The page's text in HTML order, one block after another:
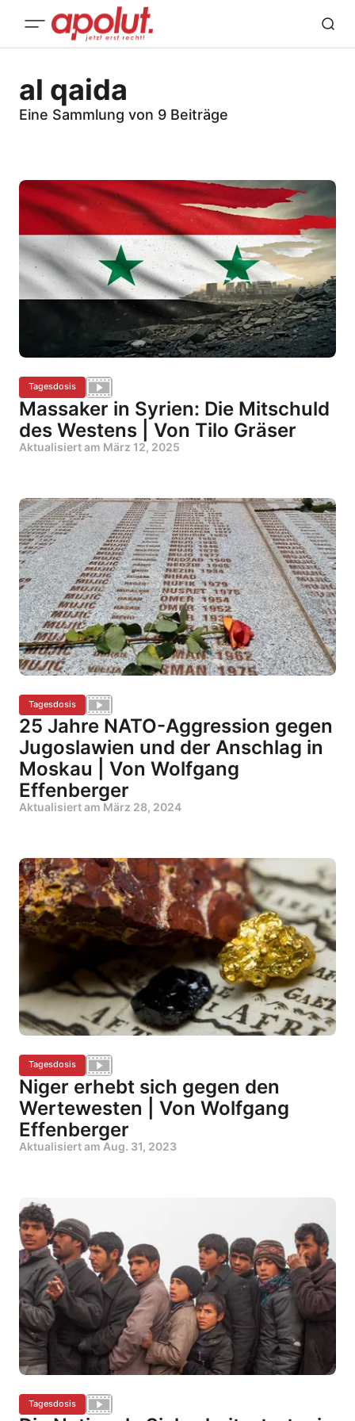
al qaida
Eine Sammlung von 9 Beiträge
Tagesdosis
Massaker in Syrien: Die Mitschuld
des Westens | Von Tilo Gräser
Aktualisiert am März 12, 2025
Tagesdosis
25 Jahre NATO-Aggression gegen
Jugoslawien und der Anschlag in
Moskau | Von Wolfgang
Effenberger
Aktualisiert am März 28, 2024
Tagesdosis
Niger erhebt sich gegen den
Wertewesten | Von Wolfgang
Effenberger
Aktualisiert am Aug. 31, 2023
Tagesdosis